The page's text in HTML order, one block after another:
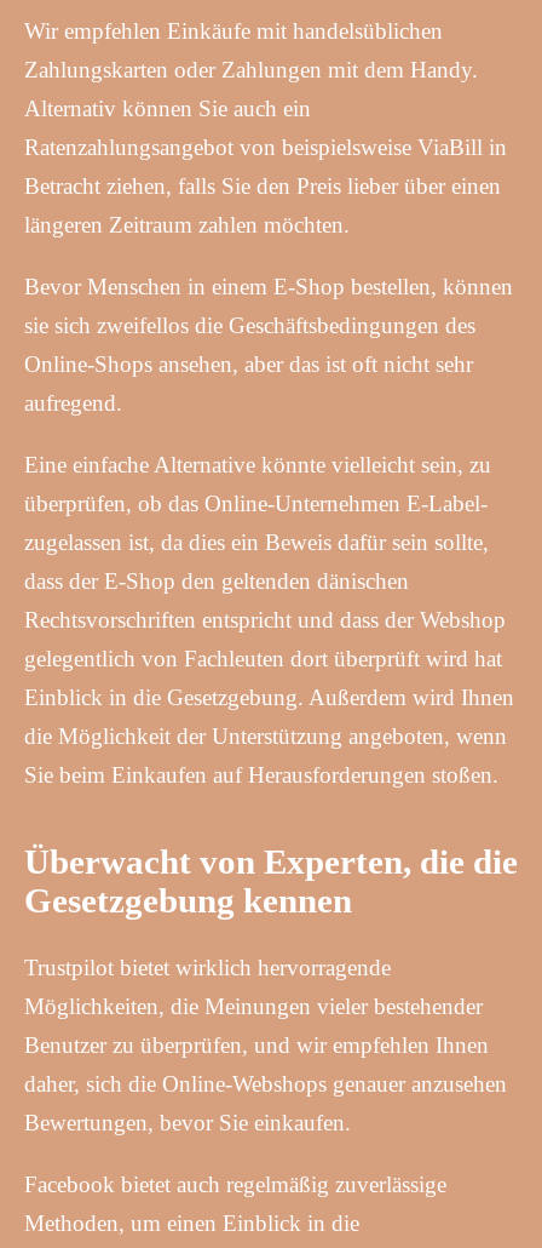
Wir empfehlen Einkäufe mit handelsüblichen
Zahlungskarten oder Zahlungen mit dem Handy.
Alternativ können Sie auch ein
Ratenzahlungsangebot von beispielsweise ViaBill in
Betracht ziehen, falls Sie den Preis lieber über einen
längeren Zeitraum zahlen möchten.
Bevor Menschen in einem E-Shop bestellen, können
sie sich zweifellos die Geschäftsbedingungen des
Online-Shops ansehen, aber das ist oft nicht sehr
aufregend.
Eine einfache Alternative könnte vielleicht sein, zu
überprüfen, ob das Online-Unternehmen E-Label-
zugelassen ist, da dies ein Beweis dafür sein sollte,
dass der E-Shop den geltenden dänischen
Rechtsvorschriften entspricht und dass der Webshop
gelegentlich von Fachleuten dort überprüft wird hat
Einblick in die Gesetzgebung. Außerdem wird Ihnen
die Möglichkeit der Unterstützung angeboten, wenn
Sie beim Einkaufen auf Herausforderungen stoßen.
Überwacht von Experten, die die
Gesetzgebung kennen
Trustpilot bietet wirklich hervorragende
Möglichkeiten, die Meinungen vieler bestehender
Benutzer zu überprüfen, und wir empfehlen Ihnen
daher, sich die Online-Webshops genauer anzusehen
Bewertungen, bevor Sie einkaufen.
Facebook bietet auch regelmäßig zuverlässige
Methoden, um einen Einblick in die